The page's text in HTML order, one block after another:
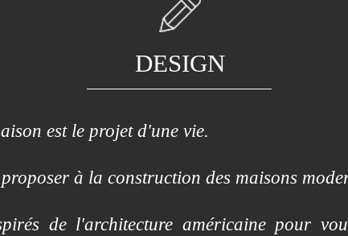
DESIGN
est le projet d'une vie.
à la construction des maisons
de l'architecture américaine pour